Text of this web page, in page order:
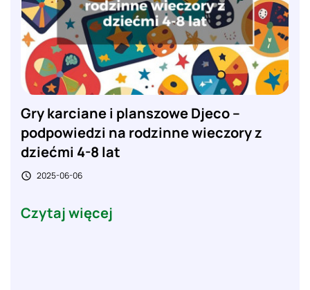
Gry karciane i planszowe Djeco –
podpowiedzi na rodzinne wieczory z
dziećmi 4-8 lat
 2025-06-06
Czytaj więcej